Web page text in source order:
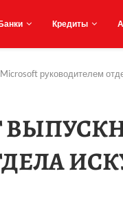
Кредиты
руководителем